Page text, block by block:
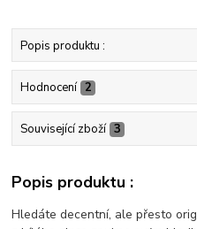
Popis produktu :
Hodnocení 2
Související zboží 3
Popis produktu :
Hledáte decentní, ale přesto